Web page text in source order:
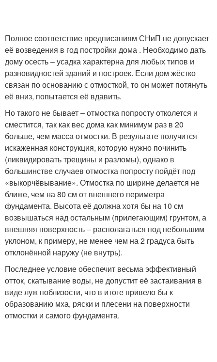
Полное соответствие предписаниям СНиП не допускает
её возведения в год постройки дома . Необходимо дать
дому осесть – усадка характерна для любых типов и
разновидностей зданий и построек. Если дом жёстко
связан по основанию с отмосткой, то он может потянуть
её вниз, попытается её вдавить.
Но такого не бывает – отмостка попросту отколется и
сместится, так как вес дома как минимум раз в 20
больше, чем масса отмостки. В результате получится
искаженная конструкция, которую нужно починить
(ликвидировать трещины и разломы), однако в
большинстве случаев отмостка попросту пойдёт под
«выкорчёвывание». Отмостка по ширине делается не
ближе, чем на 80 см от внешнего периметра
фундамента. Высота её должна хотя бы на 10 см
возвышаться над остальным (прилегающим) грунтом, а
внешняя поверхность – располагаться под небольшим
уклоном, к примеру, не менее чем на 2 градуса быть
отклонённой наружу (не внутрь).
Последнее условие обеспечит весьма эффективный
отток, скатывание воды, не допустит её застаивания в
виде луж поблизости, что в итоге привело бы к
образованию мха, ряски и плесени на поверхности
отмостки и самого фундамента.